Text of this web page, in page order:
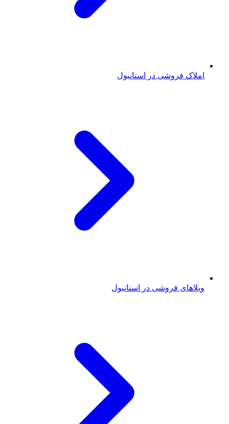
املاک فروشی در استانبول
ویلاهای فروشی در استانبول